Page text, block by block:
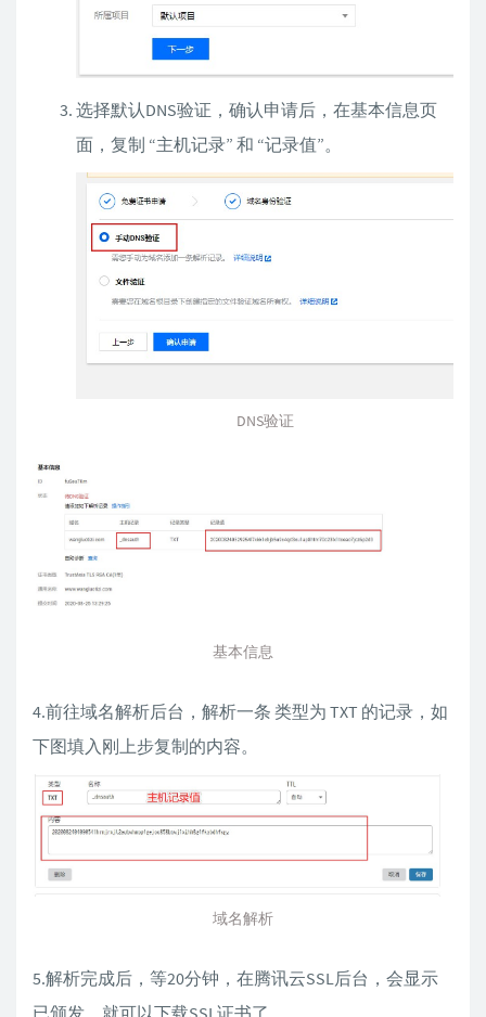
选择默认DNS验证，确认申请后，在基本信息页
面，复制 “主机记录” 和 “记录值”。
DNS验证
基本信息
4.前往域名解析后台，解析一条 类型为 TXT 的记录，如
下图填入刚上步复制的内容。
域名解析
5.解析完成后，等20分钟，在腾讯云SSL后台，会显示